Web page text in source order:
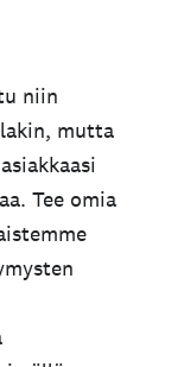
niin
mutta
Tee omia